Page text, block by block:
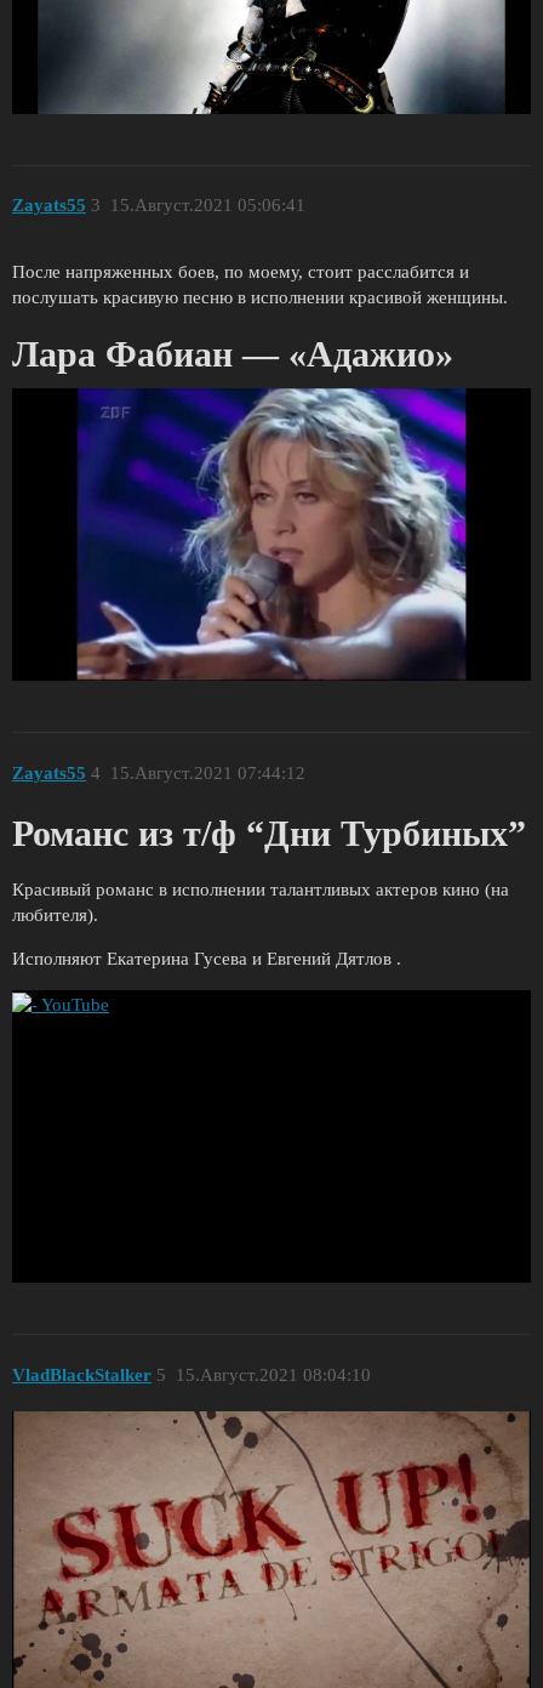
Zayats55 15.Август.2021 05:06:41
3
После напряженных боев, по моему, стоит расслабится и
послушать красивую песню в исполнении красивой женщины.
Лара Фабиан — «Адажио»
Zayats55 15.Август.2021 07:44:12
4
Романс из т/ф “Дни Турбиных”
Красивый романс в исполнении талантливых актеров кино (на
любителя).
Исполняют Екатерина Гусева и Евгений Дятлов .
VladBlackStalker 15.Август.2021 08:04:10
5